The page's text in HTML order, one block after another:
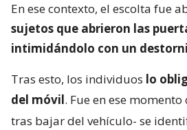
En ese contexto, el escolta fue
sujetos que abrieron las
intimidándolo con un
Tras esto, los individuos lo
del móvil. Fue en ese momento
tras bajar del vehículo- se